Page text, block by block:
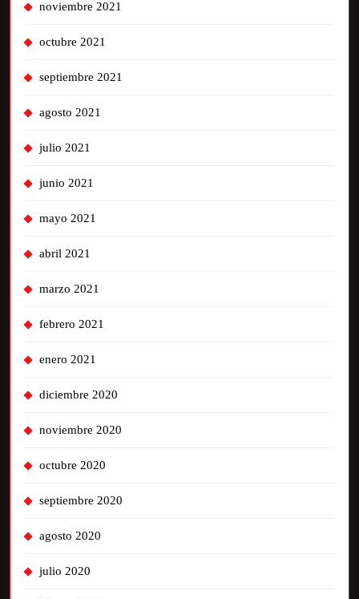
noviembre 2021
octubre 2021
septiembre 2021
agosto 2021
julio 2021
junio 2021
mayo 2021
abril 2021
marzo 2021
febrero 2021
enero 2021
diciembre 2020
noviembre 2020
octubre 2020
septiembre 2020
agosto 2020
julio 2020